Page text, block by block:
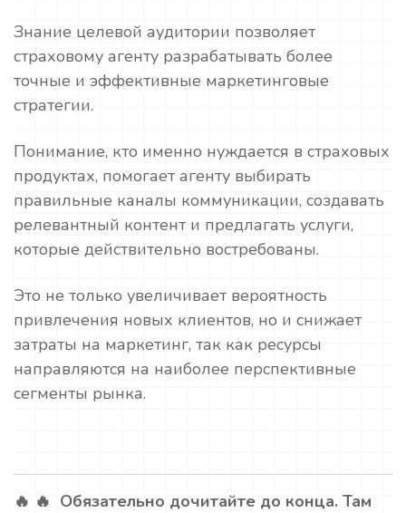
Знание целевой аудитории позволяет
страховому агенту разрабатывать более
точные и эффективные маркетинговые
стратегии.
Понимание, кто именно нуждается в страховых
продуктах, помогает агенту выбирать
правильные каналы коммуникации, создавать
релевантный контент и предлагать услуги,
которые действительно востребованы.
Это не только увеличивает вероятность
привлечения новых клиентов, но и снижает
затраты на маркетинг, так как ресурсы
направляются на наиболее перспективные
сегменты рынка.
🔥 🔥 Обязательно дочитайте до конца. Там